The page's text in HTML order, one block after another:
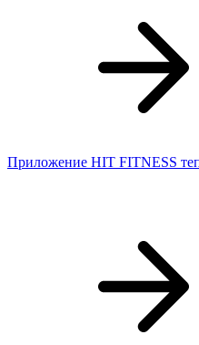
Приложение HIT FITNESS